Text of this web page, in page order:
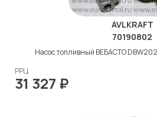
AVLKRAFT
70190802
Насос топливный ВЕБАСТО
РРЦ
31 327 ₽